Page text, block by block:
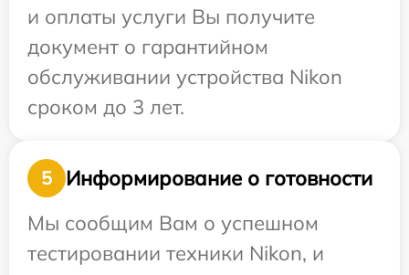
и оплаты услуги Вы получите
документ о гарантийном
обслуживании устройства Nikon
сроком до 3 лет.
5
Информирование о готовности
Мы сообщим Вам о успешном
тестировании техники Nikon, и